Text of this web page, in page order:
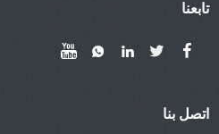
تابعنا
اتصل بنا